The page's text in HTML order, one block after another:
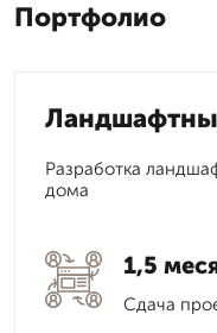
Портфолио
Разработка
дома
1,5
Сдача